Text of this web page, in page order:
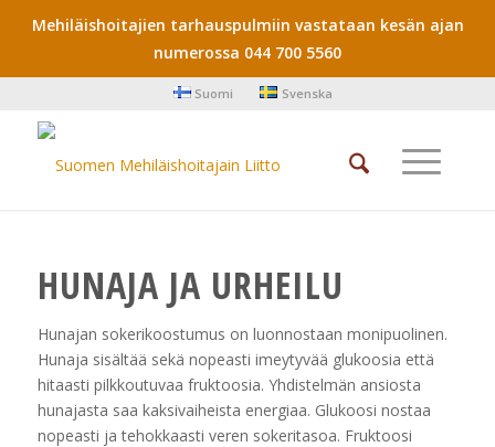
Mehiläishoitajien tarhauspulmiin vastataan kesän ajan
numerossa 044 700 5560
Suomi Svenska
HUNAJA JA URHEILU
Hunajan sokerikoostumus on luonnostaan monipuolinen.
Hunaja sisältää sekä nopeasti imeytyvää glukoosia että
hitaasti pilkkoutuvaa fruktoosia. Yhdistelmän ansiosta
hunajasta saa kaksivaiheista energiaa. Glukoosi nostaa
nopeasti ja tehokkaasti veren sokeritasoa. Fruktoosi